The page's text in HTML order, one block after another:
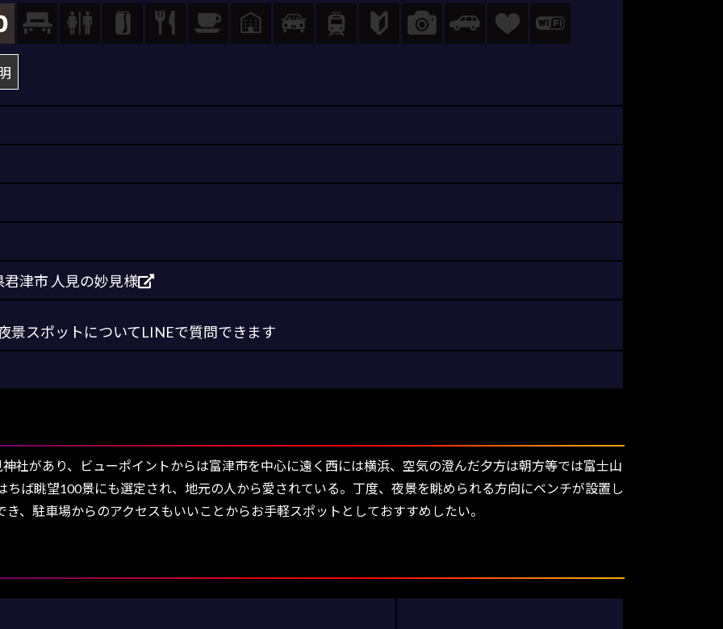
津市 人見の妙見様
スポットについてLINEで質問できます
があり、ビューポイントからは富津市を中心に遠く西には横浜、空気の澄んだ夕方は朝方等では富士山
ば眺望100景にも選定され、地元の人から愛されている。丁度、夜景を眺められる方向にベンチが設置し
、駐車場からのアクセスもいいことからお手軽スポットとしておすすめしたい。